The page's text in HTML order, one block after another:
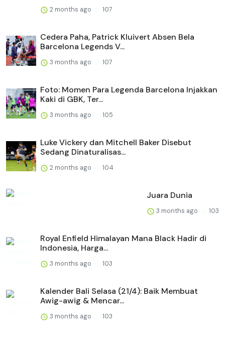
2 months ago 107
Cedera Paha, Patrick Kluivert Absen Bela
Barcelona Legends V...
3 months ago 107
Foto: Momen Para Legenda Barcelona Injakkan
Kaki di GBK, Ter...
3 months ago 105
Luke Vickery dan Mitchell Baker Disebut
Sedang Dinaturalisas...
2 months ago 104
Juara Dunia
3 months ago 103
Royal Enfield Himalayan Mana Black Hadir di
Indonesia, Harga...
3 months ago 103
Kalender Bali Selasa (21/4): Baik Membuat
Awig-awig & Mencar...
3 months ago 103